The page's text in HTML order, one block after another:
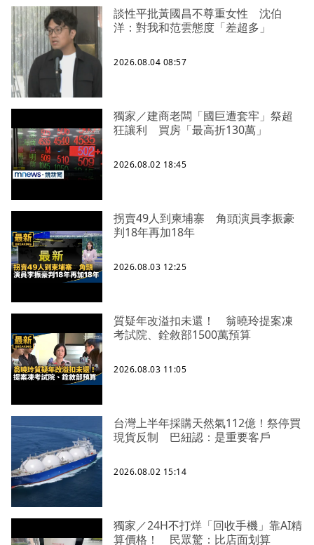
談性平批黃國昌不尊重女性 沈伯
洋：對我和范雲態度「差超多」
2026.08.04 08:57
獨家／建商老闆「國巨遭套牢」祭超
狂讓利 買房「最高折130萬」
2026.08.02 18:45
拐賣49人到柬埔寨 角頭演員李振豪
判18年再加18年
2026.08.03 12:25
質疑年改溢扣未還！ 翁曉玲提案凍
考試院、銓敘部1500萬預算
2026.08.03 11:05
台灣上半年採購天然氣112億！祭停買
現貨反制 巴紐認：是重要客戶
2026.08.02 15:14
獨家／24H不打烊「回收手機」靠AI精
算價格！ 民眾驚：比店面划算